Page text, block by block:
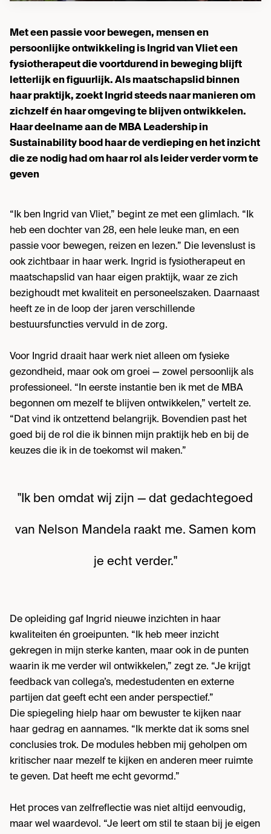
Met een passie voor bewegen, mensen en
persoonlijke ontwikkeling is Ingrid van Vlieteen
fysiotherapeut die voortdurend in beweging blijft
letterlijk en figuurlijk. Als maatschapslid binnen
haar praktijk, zoekt Ingrid steeds naar manieren om
zichzelf én haar omgeving te blijven ontwikkelen.
Haar deelname aan de MBA Leadership in
Sustainability bood haar de verdieping en het inzicht
die ze nodig had om haar rol als leider verder vorm te
geven
“Ik ben Ingrid van Vliet,” begint ze met een glimlach. “Ik
heb een dochter van 28, een hele leuke man, en een
passie voor bewegen, reizen en lezen.” Die levenslust is
ook zichtbaar in haar werk. Ingrid is fysiotherapeut en
maatschapslid van haar eigen praktijk, waar ze zich
bezighoudt met kwaliteit en personeelszaken. Daarnaast
heeft ze in de loop der jaren verschillende
bestuursfuncties vervuld in de zorg.
Voor Ingrid draait haar werk niet alleen om fysieke
gezondheid, maar ook om groei — zowel persoonlijk als
professioneel. “In eerste instantie ben ik met de MBA
begonnen om mezelf te blijven ontwikkelen,” vertelt ze.
“Dat vind ik ontzettend belangrijk. Bovendien past het
goed bij de rol die ik binnen mijn praktijk heb en bij de
keuzes die ik in de toekomst wil maken.”
"Ik ben omdat wij zijn — dat gedachtegoed
van Nelson Mandela raakt me. Samen kom
je echt verder."
De opleiding gaf Ingrid nieuwe inzichten in haar
kwaliteiten én groeipunten. “Ik heb meer inzicht
gekregen in mijn sterke kanten, maar ook in de punten
waarin ik me verder wil ontwikkelen,” zegt ze. “Je krijgt
feedback van collega’s, medestudenten en externe
partijen dat geeft echt een ander perspectief.”
Die spiegeling hielp haar om bewuster te kijken naar
haar gedrag en aannames. “Ik merkte dat ik soms snel
conclusies trok. De modules hebben mij geholpen om
kritischer naar mezelf te kijken en anderen meer ruimte
te geven. Dat heeft me echt gevormd.”
Het proces van zelfreflectie was niet altijd eenvoudig,
maar wel waardevol. “Je leert om stil te staan bij je eigen